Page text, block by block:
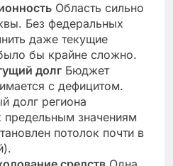
Область сильно
Без федеральных
даже текущие
бы крайне сложно.
долг Бюджет
с дефицитом.
долг региона
предельным значениям
потолок почти в